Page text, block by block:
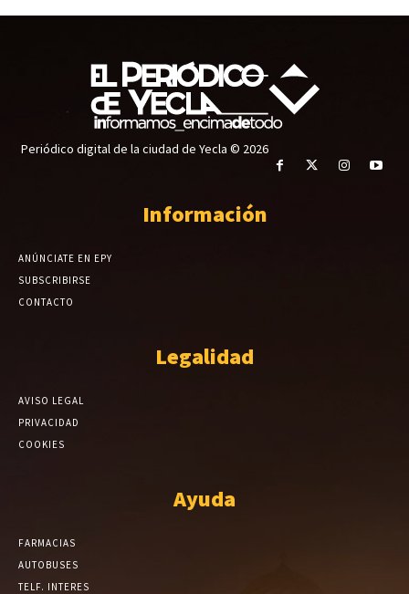
Periódico digital de la ciudad de Yecla © 2026
Información
ANÚNCIATE EN EPY
SUBSCRIBIRSE
CONTACTO
Legalidad
AVISO LEGAL
PRIVACIDAD
COOKIES
Ayuda
FARMACIAS
AUTOBUSES
TELF. INTERES